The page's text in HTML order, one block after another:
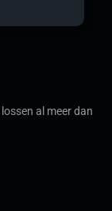
al meer dan